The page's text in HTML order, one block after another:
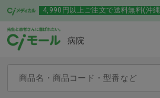
4,990円以上ご注文で送料無料(沖
病院